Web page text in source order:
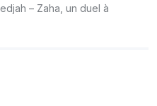
– Zaha, un duel à